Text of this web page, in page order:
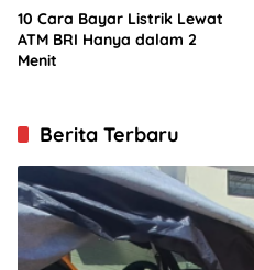
10 Cara Bayar Listrik Lewat
ATM BRI Hanya dalam 2
Menit
Berita Terbaru